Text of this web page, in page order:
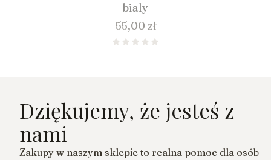
bialy
Cena
55,00 zł
Dziękujemy, że jesteś z
nami
Zakupy w naszym sklepie to realna pomoc dla osób